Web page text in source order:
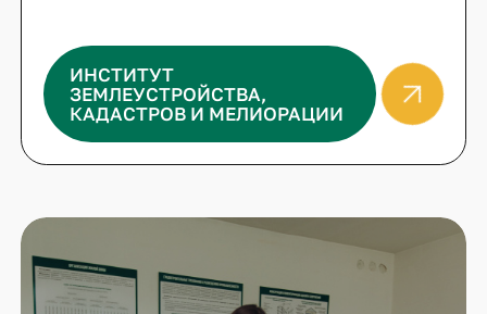
ИНСТИТУТ
ЗЕМЛЕУСТРОЙСТВА,
КАДАСТРОВ И МЕЛИОРАЦИИ